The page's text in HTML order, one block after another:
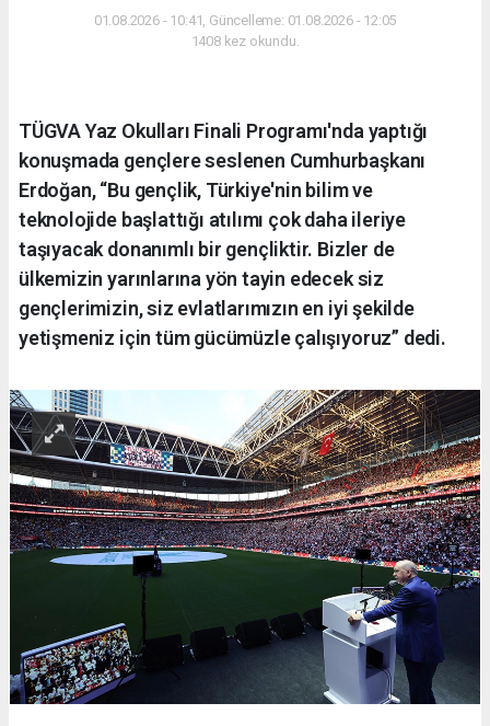
01.08.2026 - 10:41, Güncelleme: 01.08.2026 - 12:05
1408 kez okundu.
TÜGVA Yaz Okulları Finali Programı'nda yaptığı
konuşmada gençlere seslenen Cumhurbaşkanı
Erdoğan, “Bu gençlik, Türkiye'nin bilim ve
teknolojide başlattığı atılımı çok daha ileriye
taşıyacak donanımlı bir gençliktir. Bizler de
ülkemizin yarınlarına yön tayin edecek siz
gençlerimizin, siz evlatlarımızın en iyi şekilde
yetişmeniz için tüm gücümüzle çalışıyoruz” dedi.